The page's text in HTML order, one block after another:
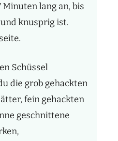
Minuten lang an, bis
knusprig ist.
Schüssel
die grob gehackten
fein gehackten
geschnittene